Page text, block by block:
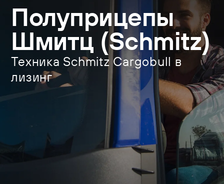
Полуприцепы
Шмитц (Schmitz)
Техника Schmitz Cargobull в
лизинг